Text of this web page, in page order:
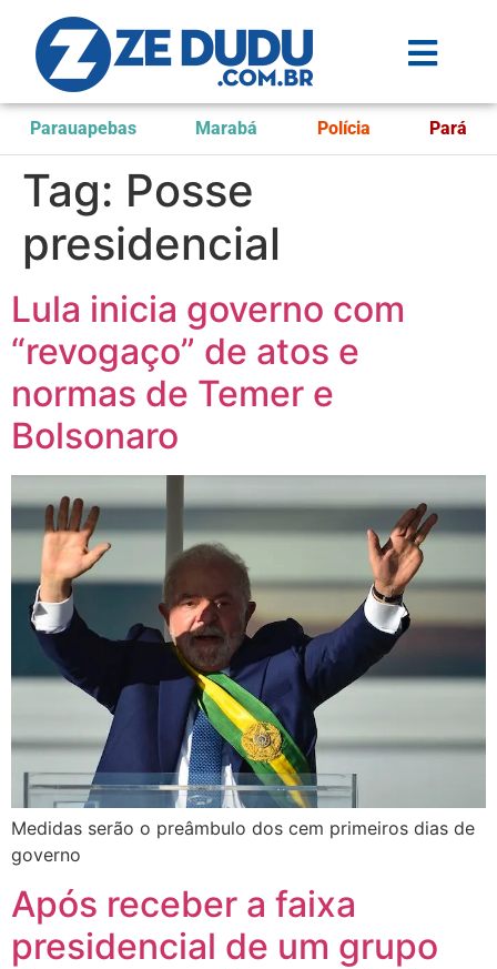
Parauapebas Marabá Polícia Pará
Tag: Posse
presidencial
Lula inicia governo com
“revogaço” de atos e
normas de Temer e
Bolsonaro
Medidas serão o preâmbulo dos cem primeiros dias de
governo
Após receber a faixa
presidencial de um grupo